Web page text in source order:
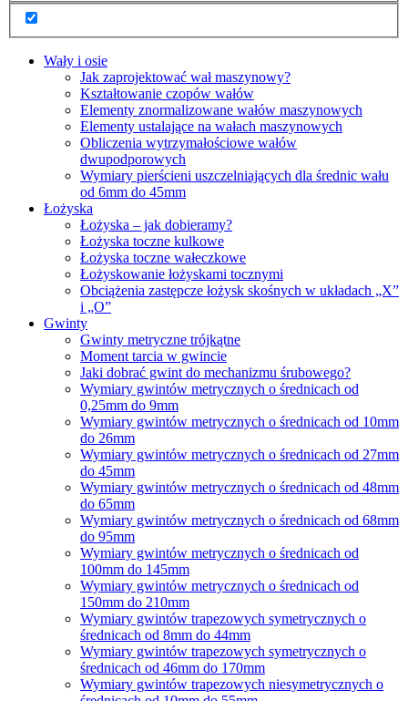
Wały i osie
Jak zaprojektować wał maszynowy?
Kształtowanie czopów wałów
Elementy znormalizowane wałów maszynowych
Elementy ustalające na wałach maszynowych
Obliczenia wytrzymałościowe wałów
dwupodporowych
Wymiary pierścieni uszczelniających dla średnic wału
od 6mm do 45mm
Łożyska
Łożyska – jak dobieramy?
Łożyska toczne kulkowe
Łożyska toczne wałeczkowe
Łożyskowanie łożyskami tocznymi
Obciążenia zastępcze łożysk skośnych w układach „X”
i „O”
Gwinty
Gwinty metryczne trójkątne
Moment tarcia w gwincie
Jaki dobrać gwint do mechanizmu śrubowego?
Wymiary gwintów metrycznych o średnicach od
0,25mm do 9mm
Wymiary gwintów metrycznych o średnicach od 10mm
do 26mm
Wymiary gwintów metrycznych o średnicach od 27mm
do 45mm
Wymiary gwintów metrycznych o średnicach od 48mm
do 65mm
Wymiary gwintów metrycznych o średnicach od 68mm
do 95mm
Wymiary gwintów metrycznych o średnicach od
100mm do 145mm
Wymiary gwintów metrycznych o średnicach od
150mm do 210mm
Wymiary gwintów trapezowych symetrycznych o
średnicach od 8mm do 44mm
Wymiary gwintów trapezowych symetrycznych o
średnicach od 46mm do 170mm
Wymiary gwintów trapezowych niesymetrycznych o